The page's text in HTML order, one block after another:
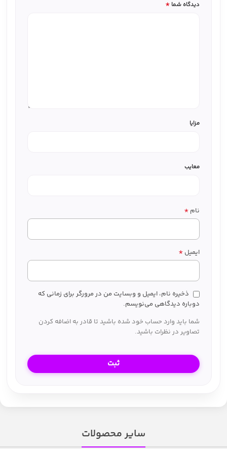
دیدگاه شما *
مزایا
معایب
نام *
ایمیل *
ذخیره نام، ایمیل و وبسایت من در مرورگر برای زمانی که
دوباره دیدگاهی می‌نویسم.
شما باید وارد حساب خود شده باشید تا قادر به اضافه کردن
تصاویر در نظرات باشید.
سایر محصولات